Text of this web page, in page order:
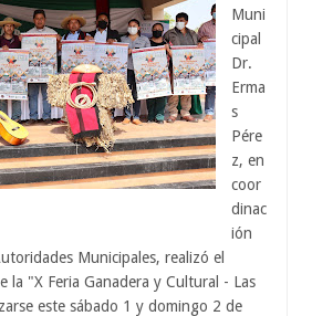
Muni
cipal
Dr.
Erma
s
Pére
z, en
coor
dinac
ión
Municipales, realizó el
la "X Feria Ganadera y Cultural - Las
este sábado 1 y domingo 2 de